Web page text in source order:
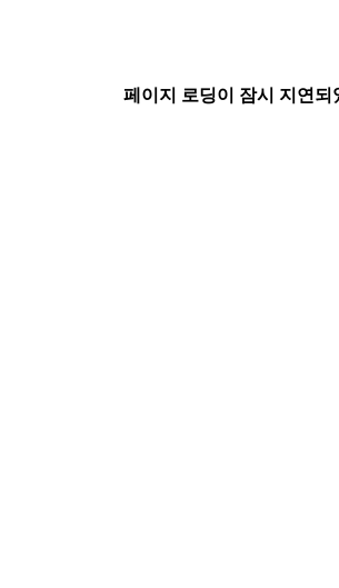
페이지 로딩이 잠시 지연